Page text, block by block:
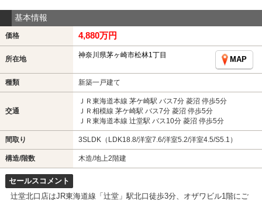
基本情報
価格 4,880万円
所在地 神奈川県茅ヶ崎市松林1丁目
MAP
種類 新築一戸建て
交通
ＪＲ東海道本線 茅ケ崎駅 バス7分 菱沼 停歩5分
ＪＲ相模線 茅ケ崎駅 バス7分 菱沼 停歩5分
ＪＲ東海道本線 辻堂駅 バス10分 菱沼 停歩5分
間取り 3SLDK（LDK18.8/洋室7.6/洋室5.2/洋室4.5/S5.1）
構造/階数 木造/地上2階建
セールスコメント
辻堂北口店はJR東海道線「辻堂」駅北口徒歩3分、オザワビル1階にご